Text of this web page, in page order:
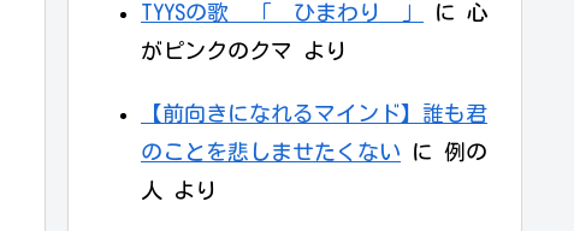
TYYSの歌 「 ひまわり 」 に 心
がピンクのクマ
より
【前向きになれるマインド】誰も君
のことを悲しませたくない に 例の
人
より